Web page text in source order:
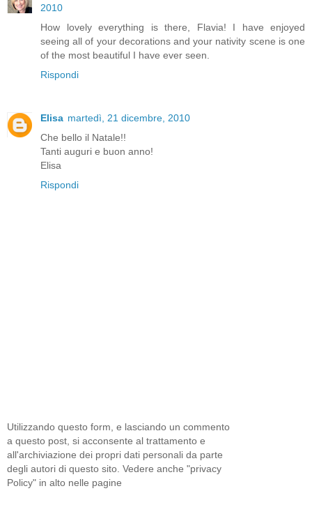
2010
How lovely everything is there, Flavia! I have enjoyed
seeing all of your decorations and your nativity scene is one
of the most beautiful I have ever seen.
Rispondi
Elisa martedì, 21 dicembre, 2010
Che bello il Natale!!
Tanti auguri e buon anno!
Elisa
Rispondi
Utilizzando questo form, e lasciando un commento
a questo post, si acconsente al trattamento e
all'archiviazione dei propri dati personali da parte
degli autori di questo sito. Vedere anche "privacy
Policy" in alto nelle pagine